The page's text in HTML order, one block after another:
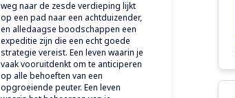
weg naar de zesde verdieping lijkt
op een pad naar een achtduizender,
en alledaagse boodschappen een
expeditie zijn die een echt goede
strategie vereist. Een leven waarin je
vaak vooruitdenkt om te anticiperen
op alle behoeften van een
opgroeiende peuter. Een leven